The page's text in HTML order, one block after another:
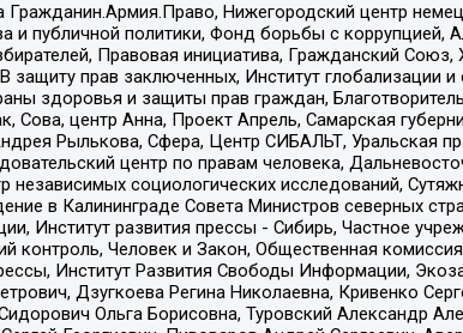
Гражданин.Армия.Право, Нижегородский центр
и публичной политики, Фонд борьбы с
Правовая инициатива, Гражданский
защиту прав заключенных, Институт
здоровья и защиты прав граждан,
Сова, центр Анна, Проект Апрель, Самарская
Рылькова, Сфера, Центр СИБАЛЬТ, Уральская
центр по правам человека,
независимых социологических исследований,
в Калининграде Совета Министров северных
Институт развития прессы - Сибирь, Частное
контроль, Человек и Закон, Общественная
Институт Развития Свободы Информации,
Дзугкоева Регина Николаевна, Кривенко
Ольга Борисовна, Туровский Александр